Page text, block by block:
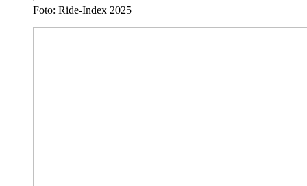
Foto: Ride-Index 2025